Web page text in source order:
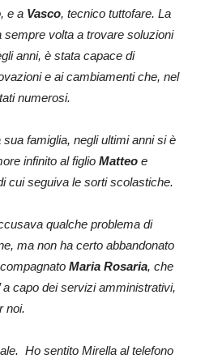
e a Vasco, tecnico tuttofare. La
sempre volta a trovare soluzioni
anni, è stata capace di
e ai cambiamenti che, nel
numerosi.
famiglia, negli ultimi anni si è
infinito al figlio Matteoe
cui seguiva le sorti scolastiche.
qualche problema di
ma non ha certo abbandonato
Maria Rosaria, che
a capo dei servizi amministrativi,
noi.
Ho sentito Mirella al telefono